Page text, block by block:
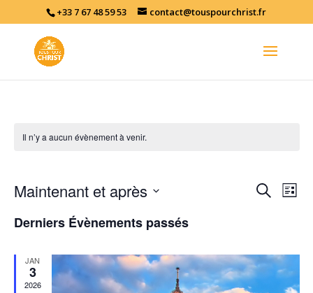
+33 7 67 48 59 53 contact@touspourchrist.fr
Il n’y a aucun évènement à venir.
vues
Recherche
de
Liste
Maintenant et après
une
Derniers Évènements passés
JAN
3
2026